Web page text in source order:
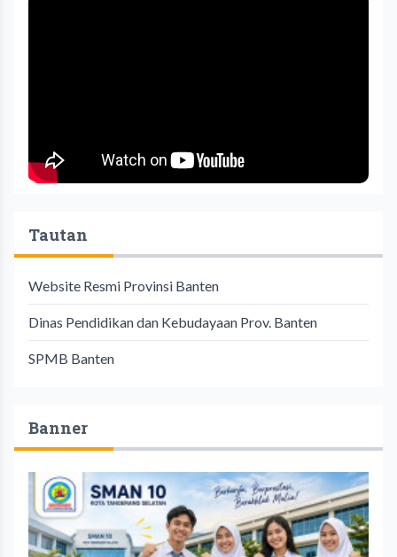
Tautan
Website Resmi Provinsi Banten
Dinas Pendidikan dan Kebudayaan Prov. Banten
SPMB Banten
Banner